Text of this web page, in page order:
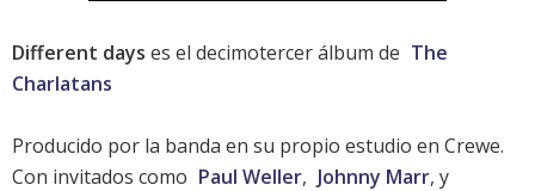
Different days es el decimotercer álbum de The
Charlatans
Producido por la banda en su propio estudio en Crewe.
Con invitados como Paul Weller, Johnny Marr, y